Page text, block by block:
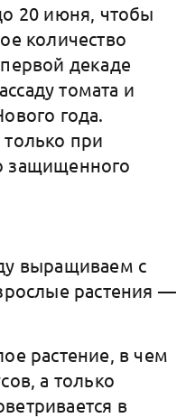
20 июня, чтобы
количество
декаде
томата и
года.
при
защищенного
выращиваем с
растения —
растение, в чем
а только
в